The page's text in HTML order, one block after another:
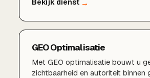
voor het MKB
GEO Optimalisatie
Met GEO optimalisatie bouwt u
zichtbaarheid en autoriteit binnen